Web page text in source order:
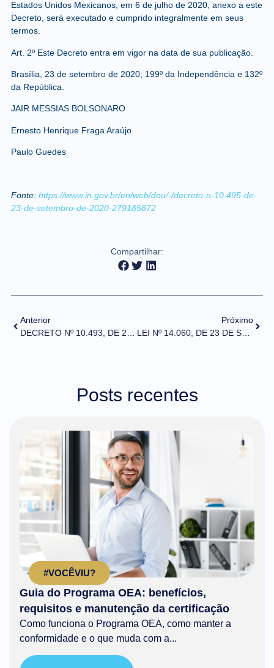
Estados Unidos Mexicanos, em 6 de julho de 2020, anexo a este
Decreto, será executado e cumprido integralmente em seus
termos.
Art. 2º Este Decreto entra em vigor na data de sua publicação.
Brasília, 23 de setembro de 2020; 199º da Independência e 132º
da República.
JAIR MESSIAS BOLSONARO
Ernesto Henrique Fraga Araújo
Paulo Guedes
Fonte: https://www.in.gov.br/en/web/dou/-/decreto-n-10.495-de-
23-de-setembro-de-2020-279185872
Compartilhar:
Anterior
Próximo
LEI Nº 14.060, DE 23 DE SETEMBRO DE 2020
Posts recentes
#VOCÊVIU?
Guia do Programa OEA: benefícios,
requisitos e manutenção da certificação
Como funciona o Programa OEA, como manter a
conformidade e o que muda com a...